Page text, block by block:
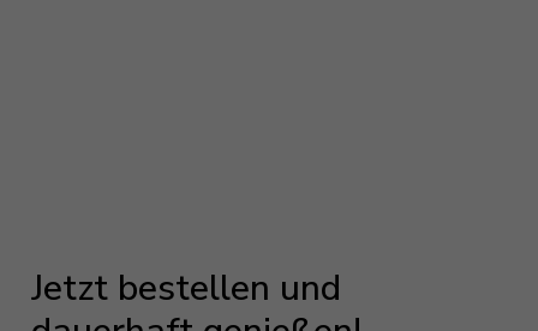
Jetzt bestellen und